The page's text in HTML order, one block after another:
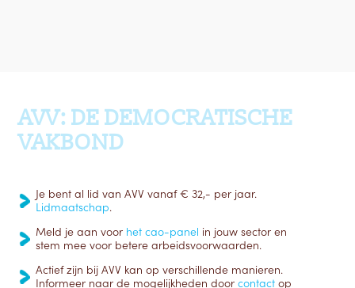
AVV: DE DEMOCRATISCHE
VAKBOND
Je bent al lid van AVV vanaf € 32,- per jaar.
Lidmaatschap.
Meld je aan voor het cao-panel in jouw sector en
stem mee voor betere arbeidsvoorwaarden.
Actief zijn bij AVV kan op verschillende manieren.
Informeer naar de mogelijkheden door contact op